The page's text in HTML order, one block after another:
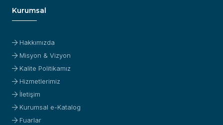
Kurumsal
Hakkımızda
Misyon & Vizyon
Kalite Politikamız
Hizmetlerimiz
İletişim
Kurumsal e-Katalog
Fuarlar